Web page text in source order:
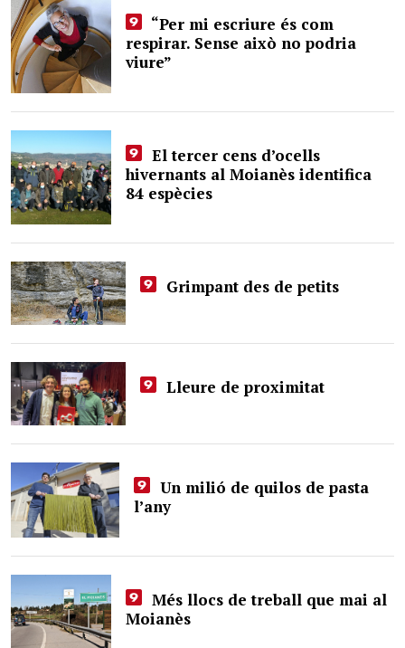
“Per mi escriure és com
respirar. Sense això no podria
viure”
El tercer cens d’ocells
hivernants al Moianès identifica
84 espècies
Grimpant des de petits
Lleure de proximitat
Un milió de quilos de pasta
l’any
Més llocs de treball que mai al
Moianès